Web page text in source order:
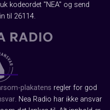
kodeordet "NEA" og send
til 26114.
plakatens regler for god
. Nea Radio har ikke ansvar